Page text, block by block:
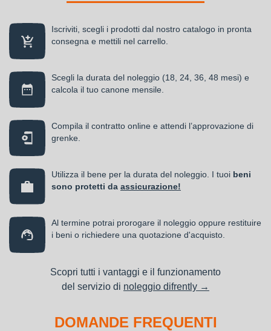
Iscriviti, scegli i prodotti dal nostro catalogo in pronta
consegna e mettili nel carrello.
Scegli la durata del noleggio (18, 24, 36, 48 mesi) e
calcola il tuo canone mensile.
Compila il contratto online e attendi l’approvazione di
grenke.
Utilizza il bene per la durata del noleggio. I tuoi beni
sono protetti da assicurazione!
Al termine potrai prorogare il noleggio oppure restituire
i beni o richiedere una quotazione d'acquisto.
Scopri tutti i vantaggi e il funzionamento
del servizio di noleggio difrently →
DOMANDE FREQUENTI